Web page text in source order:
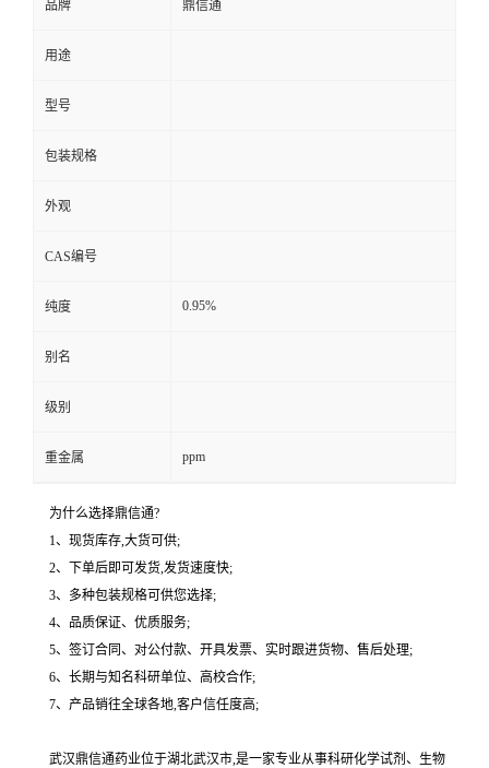
品牌 鼎信通
用途
型号
包装规格
外观
CAS编号
纯度 0.95%
别名
级别
重金属 ppm
为什么选择鼎信通?
1、现货库存,大货可供;
2、下单后即可发货,发货速度快;
3、多种包装规格可供您选择;
4、品质保证、优质服务;
5、签订合同、对公付款、开具发票、实时跟进货物、售后处理;
6、长期与知名科研单位、高校合作;
7、产品销往全球各地,客户信任度高;
武汉鼎信通药业位于湖北武汉市,是一家专业从事科研化学试剂、生物